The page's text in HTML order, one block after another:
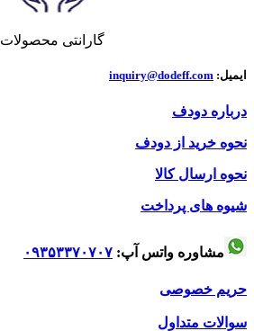
گارانتی محصولات
ایمیل: inquiry@dodeff.com
درباره دودف
نحوه خرید از دودف
نحوه ارسال کالا
شیوه های پرداخت
مشاوره واتس آپ: ۰۹۳۵۳۳۷۰۷۰۷
حریم خصوصی
سوالات متداول